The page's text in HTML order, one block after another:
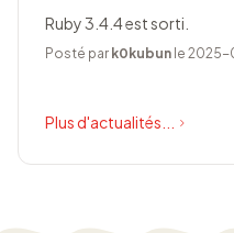
Ruby 3.4.4 est sorti.
Posté par k0kubun le 2025-
Plus d'actualités...